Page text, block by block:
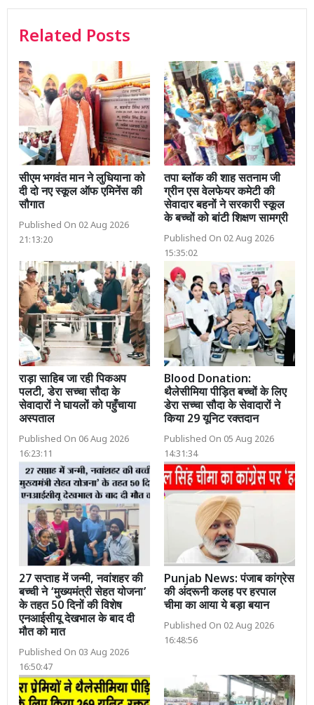
Related Posts
सीएम भगवंत मान ने लुधियाना को
दी दो नए स्कूल ऑफ एमिनेंस की
सौगात
Published On 02 Aug 2026
21:13:20
तपा ब्लॉक की शाह सतनाम जी
ग्रीन एस वेलफेयर कमेटी की
सेवादार बहनों ने सरकारी स्कूल
के बच्चों को बांटी शिक्षण सामग्री
Published On 02 Aug 2026
15:35:02
राड़ा साहिब जा रही पिकअप
पलटी, डेरा सच्चा सौदा के
सेवादारों ने घायलों को पहुँचाया
अस्पताल
Published On 06 Aug 2026
16:23:11
Blood Donation:
थैलेसीमिया पीड़ित बच्चों के लिए
डेरा सच्चा सौदा के सेवादारों ने
किया 29 यूनिट रक्तदान
Published On 05 Aug 2026
14:31:34
27 सप्ताह में जन्मी, नवांशहर की
बच्ची ने ‘मुख्यमंत्री सेहत योजना’
के तहत 50 दिनों की विशेष
एनआईसीयू देखभाल के बाद दी
मौत को मात
Published On 03 Aug 2026
16:50:47
Punjab News: पंजाब कांग्रेस
की अंदरूनी कलह पर हरपाल
चीमा का आया ये बड़ा बयान
Published On 02 Aug 2026
16:48:56